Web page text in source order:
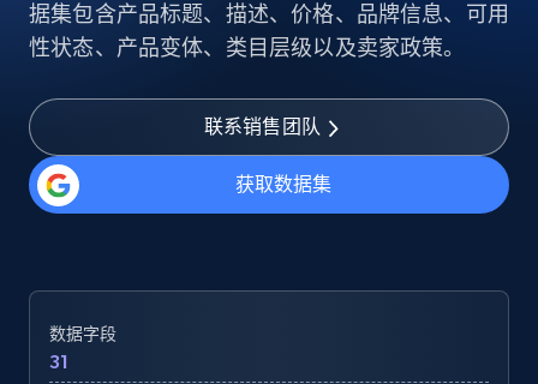
据集包含产品标题、描述、价格、品牌信息、可用
性状态、产品变体、类目层级以及卖家政策。
联系销售团队
获取数据集
数据字段
31